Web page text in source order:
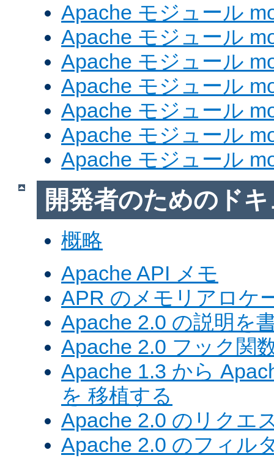
Apache モジュール
Apache モジュール
Apache モジュール
Apache モジュール
Apache モジュール
Apache モジュール
Apache モジュール
開発者のためのド
概略
Apache API メモ
APR のメモリアロケ
Apache 2.0 の説明を
Apache 2.0 フック関
Apache 1.3 から
を 移植する
Apache 2.0 のリクエ
Apache 2.0 のフィル